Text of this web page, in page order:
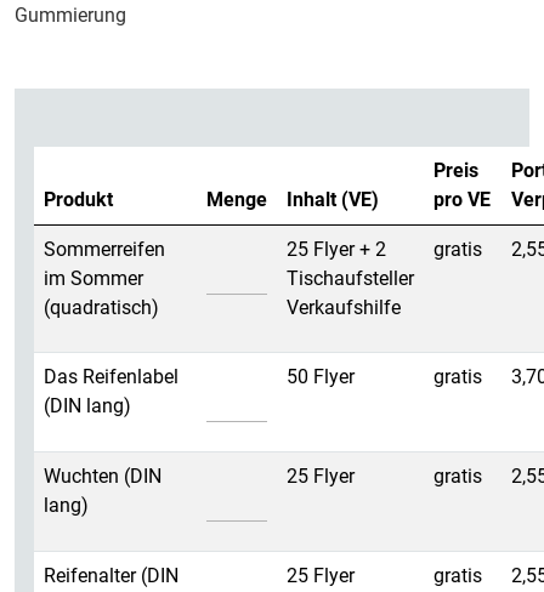
Gummierung
Produkt Menge Inhalt (VE)
Preis
pro VE
Sommerreifen
im Sommer
(quadratisch)
Sommerreifen im Sommer
25 Flyer + 2
Tischaufsteller
Verkaufshilfe
gratis
Das Reifenlabel
(DIN lang)
Das Reifenlabel (DIN lang)
50 Flyer gratis
Wuchten (DIN
lang)
Wuchten (DIN lang)
25 Flyer gratis
Reifenalter (DIN Reifenalter (DIN lang)
25 Flyer gratis